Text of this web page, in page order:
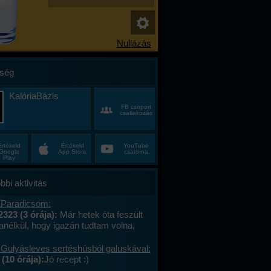
KalóriaBázis
FB csoport
csatlakozás
Play
Értékeld
App Store
YouTube
csatorna
aktivitás
(3 órája): Már hetek óta feszült
hogy igazán tudtam volna,
éveim közepén egyszer csak
minden, ami régen izgalmas
sertéshúsból galuskával:
órája):Jó recept :)